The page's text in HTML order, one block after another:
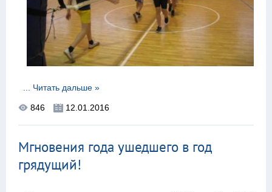
... Читать дальше »
846 12.01.2016
Мгновения года ушедшего в год
грядущий!